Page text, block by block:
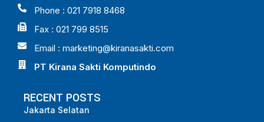
Phone : 021 7918 8468
Fax : 021 799 8515
Email : marketing@kiranasakti.com
PT Kirana Sakti Komputindo
RECENT POSTS
Jakarta Selatan